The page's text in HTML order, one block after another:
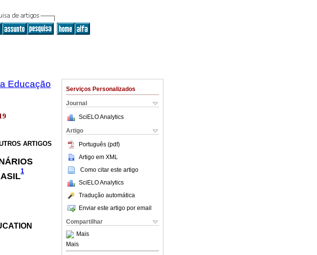
Serviços Personalizados
Journal
SciELO Analytics
Artigo
Português (pdf)
Artigo em XML
Como citar este artigo
SciELO Analytics
Tradução automática
Enviar este artigo por email
Compartilhar
Mais
Mais
Educação
ARTIGOS
1